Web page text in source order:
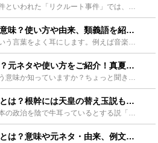
戦後最大の疑獄事件といわれた「リクルート事件」では、多くの政治家が関与していたことで政財界に大きな影響を及ぼし、国民の政治不信を引き起こしました。「未公開株」を賄賂として用いた事でも話題になったリク...
メロウはどんな意味？使い方や由来、類義語を紹介！おすすめ曲も - Leisurego(レジャーゴー)
最近ではメロウという言葉をよく耳にします。例えば音楽で「この曲メロウだね」と言われたり、「メロウなファッション」等、様々なシーンで使われます。「落ち着いている」や「リッチ」という意味で使われる事が多...
ほんへの意味は？元ネタや使い方をご紹介！真夏の夜の淫夢との関係も - Leisurego(レジャーゴー)
ほんへとはどういう意味か知っていますか？ちょっと聞きなれない言葉ですが、これはある動画などのコンテンツ内で使用する、ネット上で流行っているワードの一つです。この記事ではその意味や使用例を詳しく紹介し...
田布施システムとは？根幹には天皇の替え玉説も？知られざる陰謀論に迫る！ - Leisurego(レジャーゴー)
田布施出身者が日本の政治を陰で牛耳っているとする説「田布施システム」は、未だに謎の多い説です。なぜ田舎町の田布施で、多数の政治家を排出できたのかということは、多くの人が疑問に思っています。ここでは、...
「おかのした」とは？意味や元ネタ・由来、例文や使い方をご紹介！ - Leisurego(レジャーゴー)